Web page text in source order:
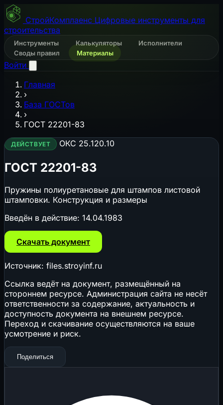
СтройКомплаенс Цифровые инструменты для
строительства
Инструменты Калькуляторы
Исполнители
Своды правил
Материалы
Войти
Главная
›
База ГОСТов
›
ГОСТ 22201-83
ДЕЙСТВУЕТ ОКС 25.120.10
ГОСТ 22201-83
Пружины полиуретановые для штампов листовой
штамповки. Конструкция и размеры
Введён в действие: 14.04.1983
Скачать документ
Источник: files.stroyinf.ru
Ссылка ведёт на документ, размещённый на
стороннем ресурсе. Администрация сайта не несёт
ответственности за содержание, актуальность и
доступность документа на внешнем ресурсе.
Переход и скачивание осуществляются на ваше
усмотрение и риск.
Поделиться